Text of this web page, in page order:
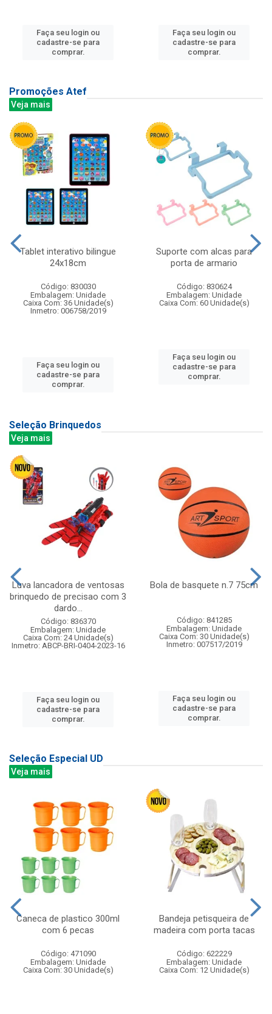
Faça seu login ou
cadastre-se para
comprar.
Faça seu login ou
cadastre-se para
comprar.
Promoções Atef
Veja mais
Tablet interativo bilingue
24x18cm
Código: 830030
Embalagem: Unidade
Caixa Com: 36 Unidade(s)
Inmetro: 006758/2019
Faça seu login ou
cadastre-se para
comprar.
Suporte com alcas para
porta de armario
Código: 830624
Embalagem: Unidade
Caixa Com: 60 Unidade(s)
Faça seu login ou
cadastre-se para
comprar.
Seleção Brinquedos
Veja mais
Luva lancadora de ventosas
brinquedo de precisao com 3
dardo...
Código: 836370
Embalagem: Unidade
Caixa Com: 24 Unidade(s)
Inmetro: ABCP-BRI-0404-2023-16
Faça seu login ou
cadastre-se para
comprar.
Bola de basquete n.7 75cm
Código: 841285
Embalagem: Unidade
Caixa Com: 30 Unidade(s)
Inmetro: 007517/2019
Faça seu login ou
cadastre-se para
comprar.
Seleção Especial UD
Veja mais
Caneca de plastico 300ml
com 6 pecas
Código: 471090
Embalagem: Unidade
Caixa Com: 30 Unidade(s)
Bandeja petisqueira de
madeira com porta tacas
Código: 622229
Embalagem: Unidade
Caixa Com: 12 Unidade(s)